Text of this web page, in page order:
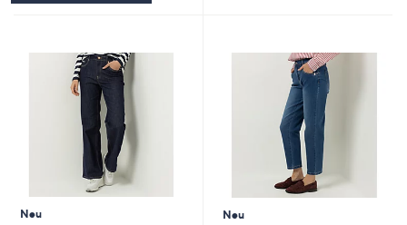
Neu
Neu